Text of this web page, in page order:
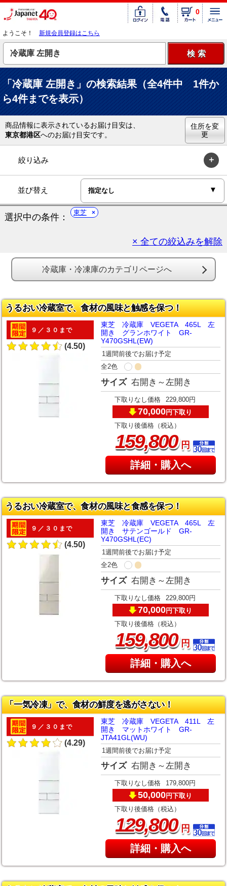
0
ようこそ！ 新規会員登録はこちら
「冷蔵庫 左開き」の検索結果（全4件中 1件か
ら4件までを表示）
商品情報に表示されているお届け目安は、
東京都港区へのお届け目安です。
住所を変
更
絞り込み
並び替え
選択中の条件： 東芝
× 全ての絞込みを解除
冷蔵庫・冷凍庫のカテゴリページへ
うるおい冷蔵室で、食材の風味と触感を保つ！
９／３０まで
(4.50)
東芝 冷蔵庫 VEGETA 465L 左
開き グランホワイト GR-
Y470GSHL(EW)
1週間前後でお届け予定
全2色
サイズ 右開き～左開き
下取りなし価格 229,800円
70,000円下取り
下取り後価格（税込）
159,800円
詳細・購入へ
うるおい冷蔵室で、食材の風味と食感を保つ！
９／３０まで
(4.50)
東芝 冷蔵庫 VEGETA 465L 左
開き サテンゴールド GR-
Y470GSHL(EC)
1週間前後でお届け予定
全2色
サイズ 右開き～左開き
下取りなし価格 229,800円
70,000円下取り
下取り後価格（税込）
159,800円
詳細・購入へ
「一気冷凍」で、食材の鮮度を逃がさない！
９／３０まで
(4.29)
東芝 冷蔵庫 VEGETA 411L 左
開き マットホワイト GR-
JTA41GL(WU)
1週間前後でお届け予定
サイズ 右開き～左開き
下取りなし価格 179,800円
50,000円下取り
下取り後価格（税込）
129,800円
詳細・購入へ